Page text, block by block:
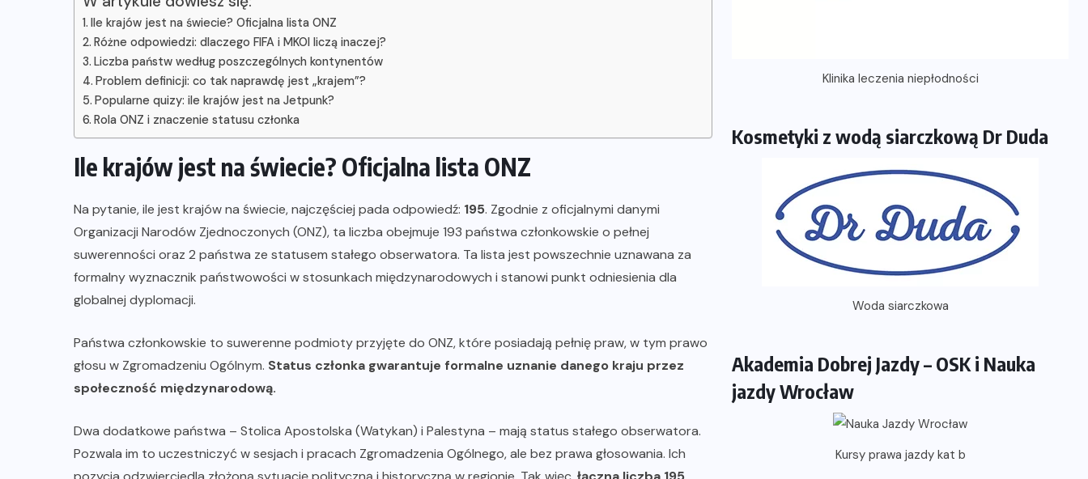
Ile krajów jest na świecie? Oficjalna lista ONZ
Różne odpowiedzi: dlaczego FIFA i MKOl liczą inaczej?
Liczba państw według poszczególnych kontynentów
Problem definicji: co tak naprawdę jest „krajem”?
Popularne quizy: ile krajów jest na Jetpunk?
Rola ONZ i znaczenie statusu członka
Ile krajów jest na świecie? Oficjalna lista ONZ
Na pytanie, ile jest krajów na świecie, najczęściej pada odpowiedź: 195. Zgodnie z oficjalnymi danymi
Organizacji Narodów Zjednoczonych (ONZ), ta liczba obejmuje 193 państwa członkowskie o pełnej
suwerenności oraz 2 państwa ze statusem stałego obserwatora. Ta lista jest powszechnie uznawana za
formalny wyznacznik państwowości w stosunkach międzynarodowych i stanowi punkt odniesienia dla
globalnej dyplomacji.
Państwa członkowskie to suwerenne podmioty przyjęte do ONZ, które posiadają pełnię praw, w tym prawo
głosu w Zgromadzeniu Ogólnym. Status członka gwarantuje formalne uznanie danego kraju przez
społeczność międzynarodową.
Dwa dodatkowe państwa – Stolica Apostolska (Watykan) i Palestyna – mają status stałego obserwatora.
Pozwala im to uczestniczyć w sesjach i pracach Zgromadzenia Ogólnego, ale bez prawa głosowania. Ich
Klinika leczenia niepłodności
Kosmetyki z wodą siarczkową Dr Duda
Woda siarczkowa
Akademia Dobrej Jazdy – OSK i Nauka
jazdy Wrocław
Kursy prawa jazdy kat b